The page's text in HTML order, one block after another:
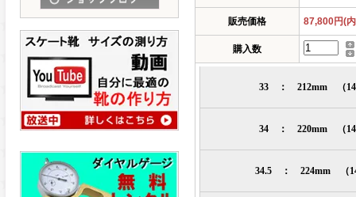
販売価格 87,800円(
購入数
33 ： 212mm （
34 ： 220mm （
34.5 ： 224mm （